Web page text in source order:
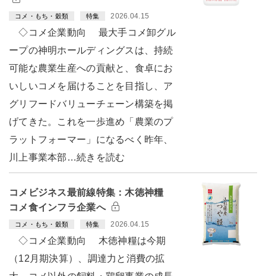
コメ・もち・穀類 特集 2026.04.15
◇コメ企業動向 最大手コメ卸グル
ープの神明ホールディングスは、持続
可能な農業生産への貢献と、食卓にお
いしいコメを届けることを目指し、ア
グリフードバリューチェーン構築を掲
げてきた。これを一歩進め「農業のプ
ラットフォーマー」になるべく昨年、
川上事業本部…続きを読む
コメビジネス最前線特集：木徳神糧
コメ食インフラ企業へ
コメ・もち・穀類 特集 2026.04.15
◇コメ企業動向 木徳神糧は今期
（12月期決算）、調達力と消費の拡